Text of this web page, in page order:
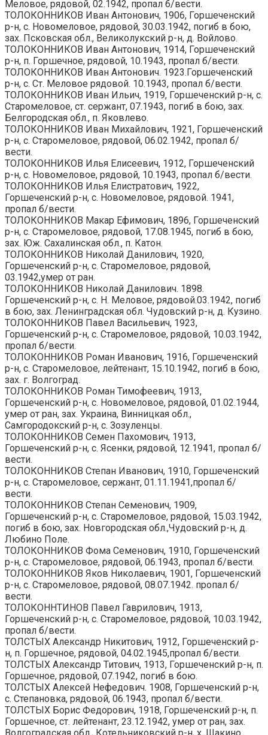
Меловое, рядовой, 02.1942, пропал б/вести.
ТОЛОКОННИКОВ Иван Антонович, 1906, Горшеченский
р-н, с. Новомеловое, рядовой, 30.03.1942, погиб в бою,
зах. Псковская обл., Великолукский р-н, д. Войлово.
ТОЛОКОННИКОВ Иван Антонович, 1914, Горшеченский
р-н, п. Горшечное, рядовой, 10.1943, пропал б/вести.
ТОЛОКОННИКОВ Иван Антонович. 1923.Горшеченский
р-н, с. Ст. Меловое рядовой. 10.1943, пропал б/вести.
ТОЛОКОННИКОВ Иван Ильич, 1919, Горшеченский р-н, с.
Старомеловое, ст. сержант, 07.1943, погиб в бою, зах.
Белгородская обл., п. Яковлево.
ТОЛОКОННИКОВ Иван Михайлович, 1921, Горшеченский
р-н, с. Старомеловое, рядовой, 06.02.1942, пропал б/
вести.
ТОЛОКОННИКОВ Илья Елисеевич, 1912, Горшеченский
р-н, с. Новомеловое, рядовой, 10.1943, пропал б/вести.
ТОЛОКОННИКОВ Илья Елистратович, 1922,
Горшеченский р-н, с. Новомеловое, рядовой. 1941,
пропал б/вести.
ТОЛОКОННИКОВ Макар Ефимович, 1896, Горшеченский
р-н, с. Старомеловое, рядовой, 17.08.1945, погиб в бою,
зах. Юж. Сахалинская обл., п. Катон.
ТОЛОКОННИКОВ Николай Данилович, 1920,
Горшеченский р-н, с. Старомеловое, рядовой,
03.1942,умер от ран.
ТОЛОКОННИКОВ Николай Данилович. 1898.
Горшеченский р-н, с. Н. Меловое, рядовой.03.1942, погиб
в бою, зах. Ленинградская обл. Чудовский р-н, д. Кузино.
ТОЛОКОННИКОВ Павел Васильевич, 1923,
Горшеченский р-н, с. Старомеловое, рядовой, 10.03.1942,
пропал б/вести.
ТОЛОКОННИКОВ Роман Иванович, 1916, Горшеченский
р-н, с. Старомеловое, лейтенант, 15.10.1942, погиб в бою,
зах. г. Волгоград.
ТОЛОКОННИКОВ Роман Тимофеевич, 1913,
Горшеченский р-н, с. Новомеловое, рядовой, 01.02.1944,
умер от ран, зах. Украина, Винницкая обл.,
Самгородокский р-н, с. Зозуленцы.
ТОЛОКОННИКОВ Семен Пахомович, 1913,
Горшеченский р-н, с. Ясенки, рядовой, 12.1941, пропал б/
вести.
ТОЛОКОННИКОВ Степан Иванович, 1910, Горшеченский
р-н, с. Старомеловое, сержант, 01.11.1941,пропал б/
вести.
ТОЛОКОННИКОВ Степан Семенович, 1909,
Горшеченский р-н, с. Старомеловое, рядовой, 15.03.1942,
погиб в бою, зах. Новгородская обл.,Чудовский р-н, д.
Любино Поле.
ТОЛОКОННИКОВ Фома Семенович, 1910, Горшеченский
р-н, с. Старомеловое, рядовой, 06.1943, пропал б/вести.
ТОЛОКОННИКОВ Яков Николаевич, 1901, Горшеченский
р-н, с. Старомеловое, рядовой, 08.07.1942. пропал б/
вести.
ТОЛОКОННТИНОВ Павел Гаврилович, 1913,
Горшеченский р-н, с. Старомеловое, рядовой, 10.03.1942,
пропал б/вести.
ТОЛСТЫХ Александр Никитович, 1912, Горшеченский р-
н, п. Горшечное, рядовой, 04.02.1945,пропал б/вести.
ТОЛСТЫХ Александр Титович, 1913, Горшеченский р-н, п.
Горшечное, рядовой, 07.1942, погиб в бою.
ТОЛСТЫХ Алексей Нефедович. 1908, Горшеченский р-н,
с. Степановка, рядовой, 06.1943, пропал б/вести.
ТОЛСТЫХ Борис Федорович, 1918, Горшеченский р-н, п.
Горшечное, ст. лейтенант, 23.12.1942, умер от ран, зах.